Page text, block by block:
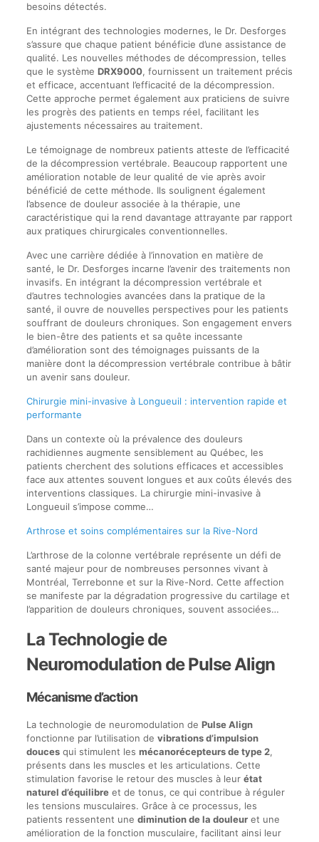
besoins détectés.
En intégrant des technologies modernes, le Dr. Desforges
s’assure que chaque patient bénéficie d’une assistance de
qualité. Les nouvelles méthodes de décompression, telles
que le système DRX9000, fournissent un traitement précis
et efficace, accentuant l’efficacité de la décompression.
Cette approche permet également aux praticiens de suivre
les progrès des patients en temps réel, facilitant les
ajustements nécessaires au traitement.
Le témoignage de nombreux patients atteste de l’efficacité
de la décompression vertébrale. Beaucoup rapportent une
amélioration notable de leur qualité de vie après avoir
bénéficié de cette méthode. Ils soulignent également
l’absence de douleur associée à la thérapie, une
caractéristique qui la rend davantage attrayante par rapport
aux pratiques chirurgicales conventionnelles.
Avec une carrière dédiée à l’innovation en matière de
santé, le Dr. Desforges incarne l’avenir des traitements non
invasifs. En intégrant la décompression vertébrale et
d’autres technologies avancées dans la pratique de la
santé, il ouvre de nouvelles perspectives pour les patients
souffrant de douleurs chroniques. Son engagement envers
le bien-être des patients et sa quête incessante
d’amélioration sont des témoignages puissants de la
manière dont la décompression vertébrale contribue à bâtir
un avenir sans douleur.
Chirurgie mini-invasive à Longueuil : intervention rapide et
performante
Dans un contexte où la prévalence des douleurs
rachidiennes augmente sensiblement au Québec, les
patients cherchent des solutions efficaces et accessibles
face aux attentes souvent longues et aux coûts élevés des
interventions classiques. La chirurgie mini-invasive à
Longueuil s’impose comme…
Arthrose et soins complémentaires sur la Rive-Nord
L’arthrose de la colonne vertébrale représente un défi de
santé majeur pour de nombreuses personnes vivant à
Montréal, Terrebonne et sur la Rive-Nord. Cette affection
se manifeste par la dégradation progressive du cartilage et
l’apparition de douleurs chroniques, souvent associées…
La Technologie de
Neuromodulation de Pulse Align
Mécanisme d’action
La technologie de neuromodulation de Pulse Align
fonctionne par l’utilisation de vibrations d’impulsion
doucesqui stimulent les mécanorécepteurs de type 2,
présents dans les muscles et les articulations. Cette
stimulation favorise le retour des muscles à leur état
naturel d’équilibreet de tonus, ce qui contribue à réguler
les tensions musculaires. Grâce à ce processus, les
patients ressentent une diminution de la douleuret une
amélioration de la fonction musculaire, facilitant ainsi leur